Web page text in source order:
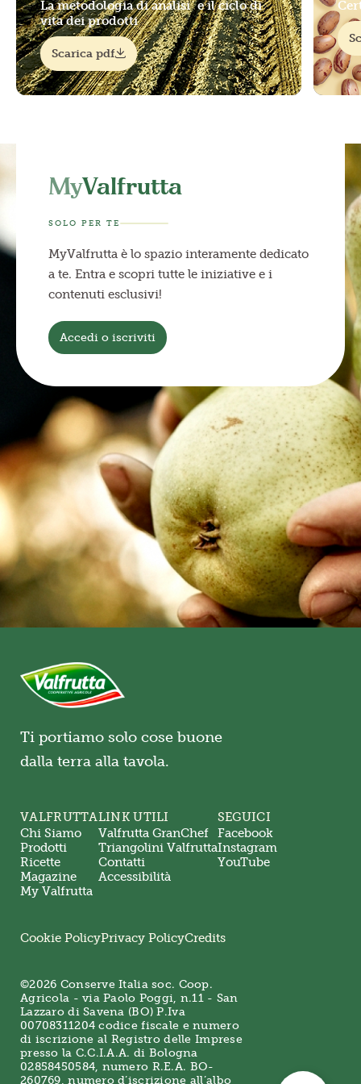
La metodologia di analisi e il ciclo di
vita dei prodotti
Scarica pdf
MyValfrutta
SOLO PER TE
MyValfrutta è lo spazio interamente dedicato
a te. Entra e scopri tutte le iniziative e i
contenuti esclusivi!
Accedi o iscriviti
Ti portiamo solo cose buone
dalla terra alla tavola.
VALFRUTTA
Chi Siamo
Prodotti
Ricette
Magazine
My Valfrutta
LINK UTILI
Valfrutta GranChef
Triangolini Valfrutta
Contatti
Accessibilità
SEGUICI
Facebook
Instagram
YouTube
©2026 Conserve Italia soc. Coop.
Agricola - via Paolo Poggi, n.11 - San
Lazzaro di Savena (BO) P.Iva
00708311204 codice fiscale e numero
di iscrizione al Registro delle Imprese
presso la C.C.I.A.A. di Bologna
02858450584, numero R.E.A. BO-
260769, numero d’iscrizione all’albo
Cookie PolicyPrivacy PolicyCredits